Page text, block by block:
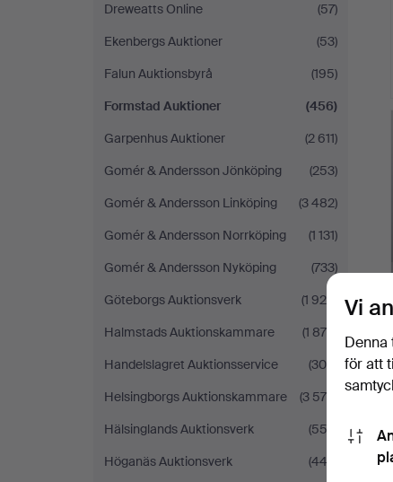
Dreweatts Online
(57)
Ekenbergs Auktioner
(53)
Falun Auktionsbyrå
(195)
Formstad Auktioner
(456)
Garpenhus Auktioner
(2 611)
Gomér & Andersson Jönköping
(253)
Gomér & Andersson Linköping
(3 482)
Gomér & Andersson Norrköping
(1 131)
Gomér & Andersson Nyköping
(733)
Göteborgs Auktionsverk
(1 928)
Halmstads Auktionskammare
(1 875)
Handelslagret Auktionsservice
(305)
Helsingborgs Auktionskammare
(3 575)
Hälsinglands Auktionsverk
(552)
Höganäs Auktionsverk
(442)
Vi
Denna
för att